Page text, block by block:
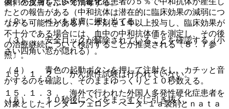
側）の皮膚をふいて消毒する。
（２）． ペンを皮膚に押し当てる。
（３）． 安全ロックが解除されていることを確認する（小
さい四角い窓が隠れる）。
（４）． 青色の起動ボタンを押して注射をし、カチッと音
がするのを確認し、そのままゆっくりと１０秒数える。
（５）． １０秒後にペンをまっすぐに引き抜く。
たとの報告がある（中和抗体は潜在的に臨床効果の減弱につ
ながる可能性がある）。本剤を１年以上投与し、臨床効果が
不十分である場合には、血中の中和抗体価を測定し、その後
の治療継続について検討することが推奨される〔８．７参
照〕。
１５．１．２． がん原性試験は行われていない。
１５．１．３． 海外で行われた外国人多発性硬化症患者を
対象としたインターフェロン ベータ−１ａ製剤とｎａｔａ